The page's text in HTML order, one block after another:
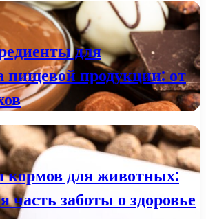
для
пищевой продукции: от
кормов для животных:
часть заботы о здоровье